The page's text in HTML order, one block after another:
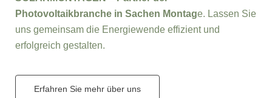
Photovoltaikbranche in Sachen Montage. Lassen Sie
uns gemeinsam die Energiewende effizient und
erfolgreich gestalten.
Erfahren Sie mehr über uns